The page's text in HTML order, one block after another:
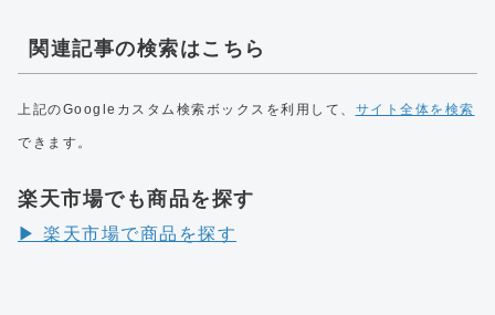
関連記事の検索はこちら
上記のGoogleカスタム検索ボックスを利用して、 サイト全体を検索
できます。
楽天市場でも商品を探す
▶︎ 楽天市場で商品を探す